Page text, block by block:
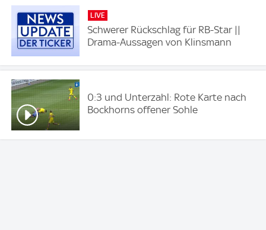
LIVE
Schwerer Rückschlag für RB-Star ||
Drama-Aussagen von Klinsmann
0:3 und Unterzahl: Rote Karte nach
Bockhorns offener Sohle